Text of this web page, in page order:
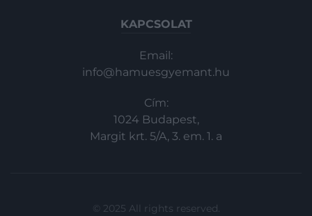
KAPCSOLAT
Email:
info@hamuesgyemant.hu
Cím:
1024 Budapest,
Margit krt. 5/A, 3. em. 1. a
© 2025 All rights reserved.